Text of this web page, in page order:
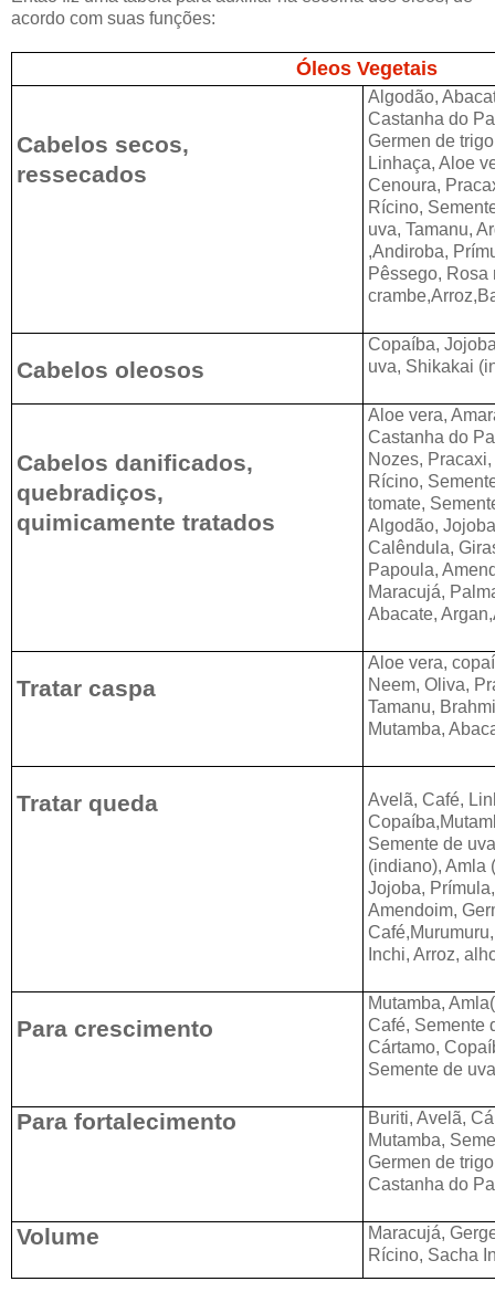
acordo com suas funções:
Óleos Vegetais
Cabelos secos,
ressecados
Algodão,
Castanha do
Germen de
Linhaça, Aloe
Cenoura,
Rícino,
uva, Tamanu,
,Andiroba,
Pêssego,
Cabelos oleosos
Copaíba,
uva, Shikakai
Cabelos danificados,
quebradiços,
quimicamente tratados
Aloe vera,
Castanha do
Nozes,
Rícino,
tomate,
Algodão,
Calêndula,
Papoula,
Maracujá,
Abacate, Argan,
Tratar caspa
Aloe vera,
Neem, Oliva,
Tamanu,
Mutamba,
Tratar queda
Avelã, Café,
Semente de
(indiano), Amla
Jojoba,
Amendoim,
Inchi, Arroz,
Para crescimento
Mutamba,
Café, Semente
Cártamo,
Semente de
Para fortalecimento
Buriti, Avelã,
Mutamba,
Germen de
Castanha do
Volume
Maracujá,
Rícino, Sacha